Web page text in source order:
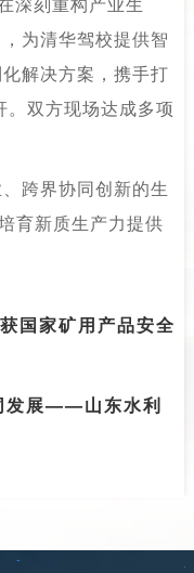
为清华驾校提供智
解决方案，携手打
。双方现场达成多项
跨界协同创新的生
育新质生产力提供
国家矿用产品安全
发展——山东水利